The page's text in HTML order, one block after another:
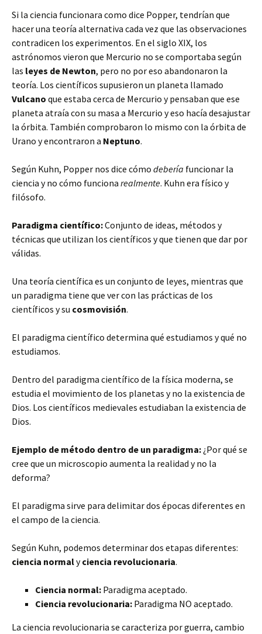
Si la ciencia funcionara como dice Popper, tendrían que
hacer una teoría alternativa cada vez que las observaciones
contradicen los experimentos. En el siglo XIX, los
astrónomos vieron que Mercurio no se comportaba según
las leyes de Newton, pero no por eso abandonaron la
teoría. Los científicos supusieron un planeta llamado
Vulcano que estaba cerca de Mercurio y pensaban que ese
planeta atraía con su masa a Mercurio y eso hacía desajustar
la órbita. También comprobaron lo mismo con la órbita de
Urano y encontraron a Neptuno.
Según Kuhn, Popper nos dice cómo debería funcionar la
ciencia y no cómo funciona realmente. Kuhn era físico y
filósofo.
Paradigma científico:Conjunto de ideas, métodos y
técnicas que utilizan los científicos y que tienen que dar por
válidas.
Una teoría científica es un conjunto de leyes, mientras que
un paradigma tiene que ver con las prácticas de los
científicos y su cosmovisión.
El paradigma científico determina qué estudiamos y qué no
estudiamos.
Dentro del paradigma científico de la física moderna, se
estudia el movimiento de los planetas y no la existencia de
Dios. Los científicos medievales estudiaban la existencia de
Dios.
Ejemplo de método dentro de un paradigma: ¿Por qué se
cree que un microscopio aumenta la realidad y no la
deforma?
El paradigma sirve para delimitar dos épocas diferentes en
el campo de la ciencia.
Según Kuhn, podemos determinar dos etapas diferentes:
ciencia normalyciencia revolucionaria.
Ciencia normal: Paradigma aceptado.
Ciencia revolucionaria: Paradigma NO aceptado.
La ciencia revolucionaria se caracteriza por guerra, cambio